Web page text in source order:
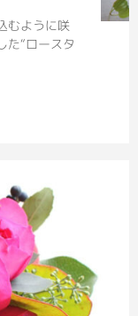
むように咲
た“ロースタ